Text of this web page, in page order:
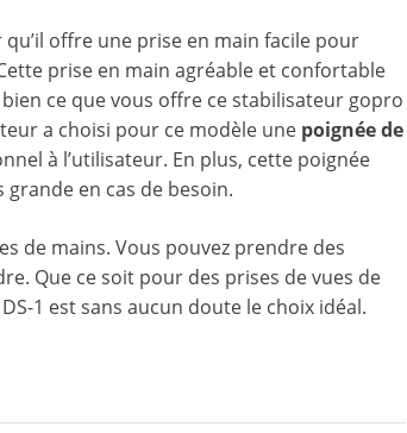
offre une prise en main facile pour
prise en main agréable et confortable
ce que vous offre ce stabilisateur gopro
a choisi pour ce modèle une poignée de
à l’utilisateur. En plus, cette poignée
en cas de besoin.
de mains. Vous pouvez prendre des
Que ce soit pour des prises de vues de
1 est sans aucun doute le choix idéal.